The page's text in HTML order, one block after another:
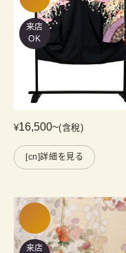
来店
OK
¥16,500~(含稅)
[cn]詳細を見る
来店